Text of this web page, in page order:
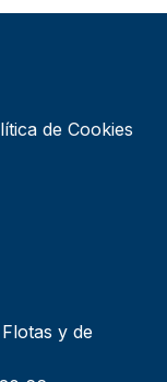
de Cookies
y de